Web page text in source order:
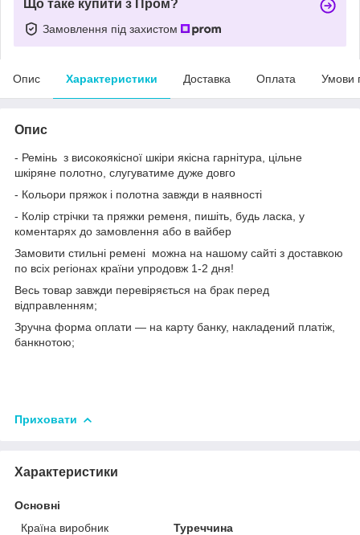
Що таке купити з Пром?
Замовлення під захистом
Опис Характеристики Доставка Оплата Умови
Опис
- Ремінь з високоякісної шкіри якісна гарнітура, цільне
шкіряне полотно, слугуватиме дуже довго
- Кольори пряжок і полотна завжди в наявності
- Колір стрічки та пряжки ременя, пишіть, будь ласка, у
коментарях до замовлення або в вайбер
Замовити стильні ремені можна на нашому сайті з доставкою
по всіх регіонах країни упродовж 1-2 дня!
Весь товар завжди перевіряється на брак перед
відправленням;
Зручна форма оплати — на карту банку, накладений платіж,
банкнотою;
Приховати
Характеристики
Основні
Країна виробник
Туреччина